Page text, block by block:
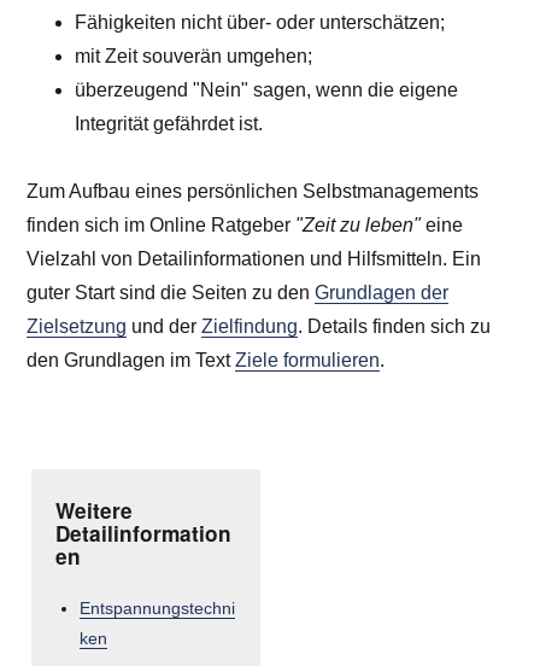
Fähigkeiten nicht über- oder unterschätzen;
mit Zeit souverän umgehen;
überzeugend "Nein" sagen, wenn die eigene
Integrität gefährdet ist.
Zum Aufbau eines persönlichen Selbstmanagements
finden sich im Online Ratgeber "Zeit zu leben"eine
Vielzahl von Detailinformationen und Hilfsmitteln. Ein
guter Start sind die Seiten zu denGrundlagen der
Zielsetzung und derZielfindung. Details finden sich zu
den Grundlagen im TextZiele formulieren.
Weitere
Detailinformation
en
Entspannungstechni
ken